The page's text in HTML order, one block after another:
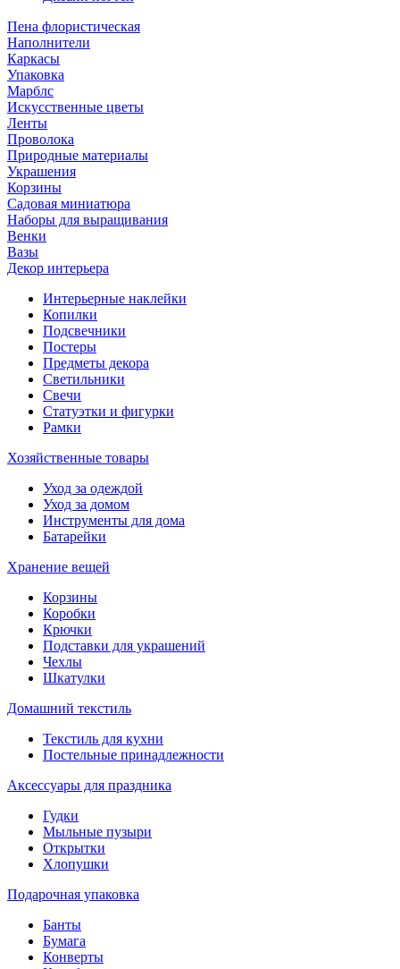
Пена флористическая
Наполнители
Каркасы
Упаковка
Марблс
Искусственные цветы
Ленты
Проволока
Природные материалы
Украшения
Корзины
Садовая миниатюра
Наборы для выращивания
Венки
Вазы
Декор интерьера
Интерьерные наклейки
Копилки
Подсвечники
Постеры
Предметы декора
Светильники
Свечи
Статуэтки и фигурки
Рамки
Хозяйственные товары
Уход за одеждой
Уход за домом
Инструменты для дома
Батарейки
Хранение вещей
Корзины
Коробки
Крючки
Подставки для украшений
Чехлы
Шкатулки
Домашний текстиль
Текстиль для кухни
Постельные принадлежности
Аксессуары для праздника
Гудки
Мыльные пузыри
Открытки
Хлопушки
Подарочная упаковка
Банты
Бумага
Конверты